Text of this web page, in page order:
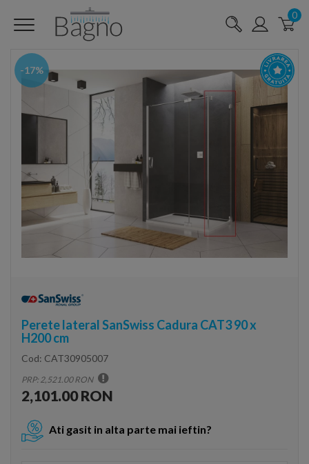
0
-17%
Perete lateral SanSwiss Cadura CAT3 90 x
H200 cm
Cod: CAT30905007
PRP: 2,521.00 RON
2,101.00 RON
Ati gasit in alta parte mai ieftin?